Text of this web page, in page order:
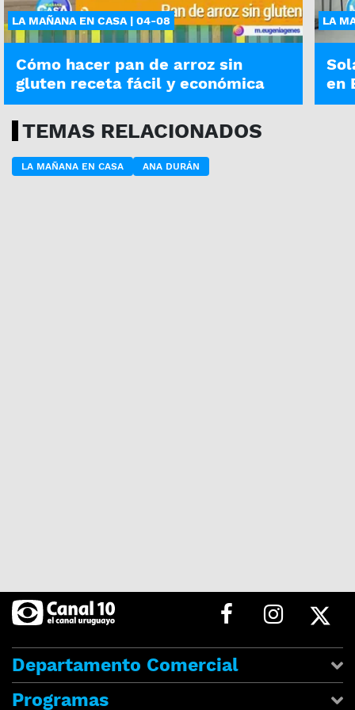
LA MAÑANA EN CASA | 04-08
Cómo hacer pan de arroz sin
gluten receta fácil y económica
LA
en
TEMAS RELACIONADOS
LA MAÑANA EN CASA ANA DURÁN
Departamento Comercial
Programas